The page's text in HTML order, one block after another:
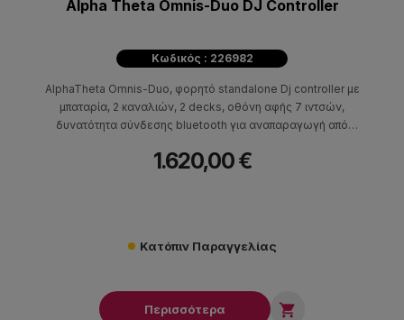
Alpha Theta Omnis-Duo DJ Controller
Κωδικός : 226982
AlphaTheta Omnis-Duo, φορητό standalone Dj controller με
μπαταρία, 2 καναλιών, 2 decks, οθόνη αφής 7 ιντσών,
δυνατότητα σύνδεσης bluetooth για αναπαραγωγή από
rekordbox και Serato.
1.620,00 €
Κατόπιν Παραγγελίας
Περισσότερα 